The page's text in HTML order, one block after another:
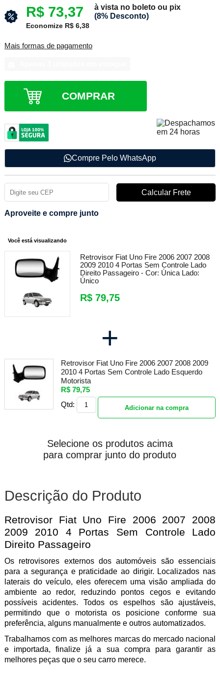
R$ 73,37
à vista no boleto ou pix
(8% Desconto)
Economize R$ 6,38
Mais formas de pagamento
COMPRAR
Compre Pelo WhatsApp
Aproveite e compre junto
Você está visualizando
Retrovisor Fiat Uno Fire 2006 2007 2008
2009 2010 4 Portas Sem Controle Lado
Direito Passageiro - Cor: Única Lado:
Único
R$ 79,75
+
Retrovisor Fiat Uno Fire 2006 2007 2008 2009
2010 4 Portas Sem Controle Lado Esquerdo
Motorista
R$ 79,75
Qtd:
Adicionar na compra
Selecione os produtos acima
para comprar junto do produto
Descrição do Produto
Retrovisor Fiat Uno Fire 2006 2007 2008
2009 2010 4 Portas Sem Controle Lado
Direito Passageiro
Os retrovisores externos dos automóveis são essenciais
para a segurança e praticidade ao dirigir. Localizados nas
laterais do veículo, eles oferecem uma visão ampliada do
ambiente ao redor, reduzindo pontos cegos e evitando
possíveis acidentes. Todos os espelhos são ajustáveis,
permitindo que o motorista os posicione conforme sua
preferência, alguns manualmente e outros automatizados.
Trabalhamos com as melhores marcas do mercado nacional
e importada, finalize já a sua compra para garantir as
melhores peças que o seu carro merece.